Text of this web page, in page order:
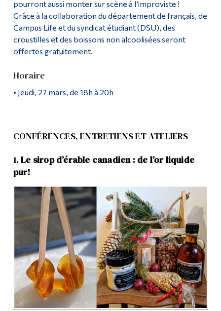
pourront aussi monter sur scène à l’improviste !
Grâce à la collaboration du département de français, de
Campus Life et du syndicat étudiant (DSU), des
croustilles et des boissons non alcoolisées seront
offertes gratuitement.
Horaire
• Jeudi, 27 mars, de 18h à 20h
CONFÉRENCES, ENTRETIENS ET ATELIERS
1.Le sirop d’érable canadien : de l’or liquide
pur!